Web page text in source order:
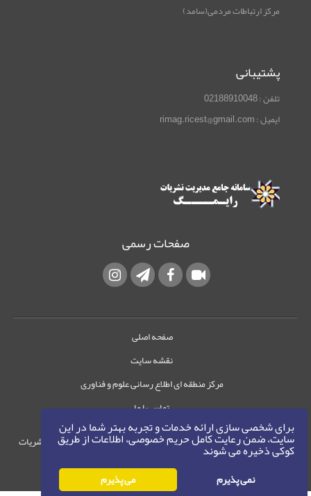
برای شخصی سازی ارائه خدمات و تجربه بهتر شما در این
سایت، ضمن رعایت کامل حریم خصوصی، اطلاعات از طریق
کوکی ذخیره می شوند
نمی پذیرم می پذیرم
مرکز ارتباطات مردمی(سامد)
پشتیبانی
تلفن : 02188910048
ایمیل : rimag.ricest@gmail.com
صفحات رسمی
صفحه اصلی
نقشه سایت
مرکز منطقه ای اطلاع رسانی علوم و فناوری
تماس با ما
حقوق این وب‌سایت متعلق به سامانه مدیریت نشریات
حق نشر 1405-1396